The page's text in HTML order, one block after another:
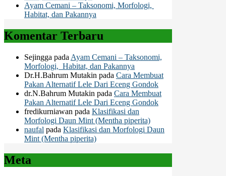
Ayam Cemani – Taksonomi, Morfologi,
Habitat, dan Pakannya
Komentar Terbaru
Sejingga pada Ayam Cemani – Taksonomi,
Morfologi, Habitat, dan Pakannya
Dr.H.Bahrum Mutakin pada Cara Membuat
Pakan Alternatif Lele Dari Eceng Gondok
dr.N.Bahrum Mutakin pada Cara Membuat
Pakan Alternatif Lele Dari Eceng Gondok
fredikurniawan pada Klasifikasi dan
Morfologi Daun Mint (Mentha piperita)
naufal pada Klasifikasi dan Morfologi Daun
Mint (Mentha piperita)
Meta